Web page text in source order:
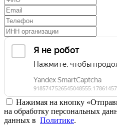
Нажимая на кнопку
на обработку персональных
данных в Политике.